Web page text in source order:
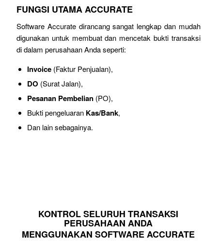
FUNGSI UTAMA ACCURATE
Software Accurate dirancang sangat lengkap dan mudah
digunakan untuk membuat dan mencetak bukti transaksi
di dalam perusahaan Anda seperti:
Invoice(Faktur Penjualan),
DO (Surat Jalan),
Pesanan Pembelian(PO),
Bukti pengeluaran Kas/Bank,
Dan lain sebagainya.
KONTROL SELURUH TRANSAKSI
PERUSAHAAN ANDA
MENGGUNAKAN SOFTWARE ACCURATE